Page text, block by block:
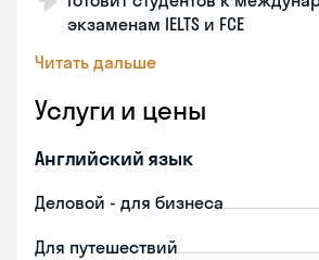
экзаменам IELTS и FCE
Читать дальше
Услуги и цены
Английский язык
Деловой - для бизнеса
Для путешествий